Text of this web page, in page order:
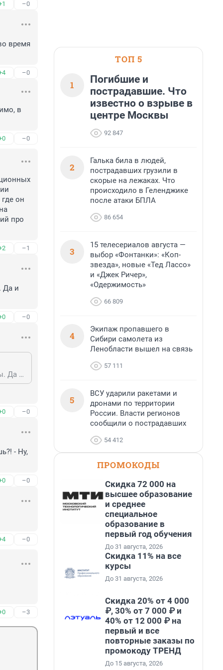
–0
время
–0
в
–0
он
про
–1
Да и
–0
У Гелендевагена (по виду новый G63AMG - от 450 л.с.) нет половины мойды. Да и это не та машина, которой въезжают в зад.
–0
- Ну,
–0
–0
–3
ТОП 5
1
Погибшие и
пострадавшие. Что
известно о взрыве в
центре Москвы
92 847
2
Галька била в людей,
пострадавших грузили в
скорые на лежаках. Что
происходило в Геленджике
после атаки БПЛА
86 654
3
15 телесериалов августа —
выбор «Фонтанки»: «Коп-
звезда», новые «Тед Лассо»
и «Джек Ричер»,
«Одержимость»
66 809
4
Экипаж пропавшего в
Сибири самолета из
Ленобласти вышел на связь
57 111
5
ВСУ ударили ракетами и
дронами по территории
России. Власти регионов
сообщили о пострадавших
54 412
ПРОМОКОДЫ
Скидка 72 000 на
высшее образование
и среднее
специальное
образование в
первый год обучения
До 31 августа, 2026
Скидка 11% на все
курсы
До 31 августа, 2026
Скидка 20% от 4 000
₽, 30% от 7 000 ₽ и
40% от 12 000 ₽ на
первый и все
повторные заказы по
промокоду ТРЕНД
До 15 августа, 2026